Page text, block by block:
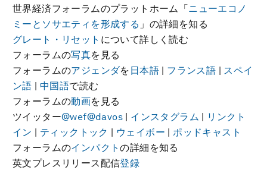
世界経済フォーラムのプラットホーム「ニューエコノ
ミーとソサエティを形成する 」の詳細を知る
グレート・リセット について詳しく読む
フォーラムの写真を見る
フォーラムのアジェンダを 日本語 | フランス語 | スペイ
ン語 |中国語で読む
フォーラムの動画を見る
ツイッター@wef@davos | インスタグラム | リンクト
イン | ティックトック | ウェイボー |ポッドキャスト
フォーラムのインパクトの詳細を知る
英文プレスリリース配信登録